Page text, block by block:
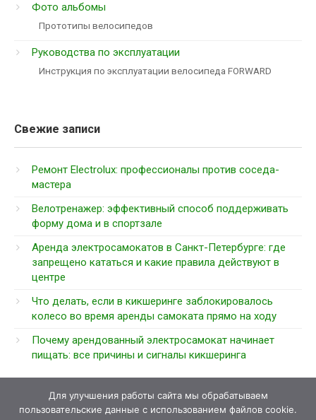
Фото альбомы
Прототипы велосипедов
Руководства по эксплуатации
Инструкция по эксплуатации велосипеда FORWARD
Свежие записи
Ремонт Electrolux: профессионалы против соседа-
мастера
Велотренажер: эффективный способ поддерживать
форму дома и в спортзале
Аренда электросамокатов в Санкт-Петербурге: где
запрещено кататься и какие правила действуют в
центре
Что делать, если в кикшеринге заблокировалось
колесо во время аренды самоката прямо на ходу
Почему арендованный электросамокат начинает
пищать: все причины и сигналы кикшеринга
Для улучшения работы сайта мы обрабатываем
пользовательские данные с использованием файлов cookie.